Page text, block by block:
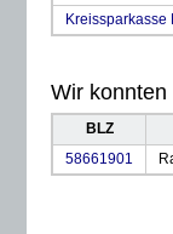
Kreissparkasse
Wir
BLZ
58661901